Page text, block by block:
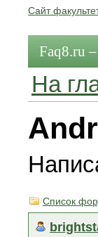
Сайт
Faq8.ru
На
Список